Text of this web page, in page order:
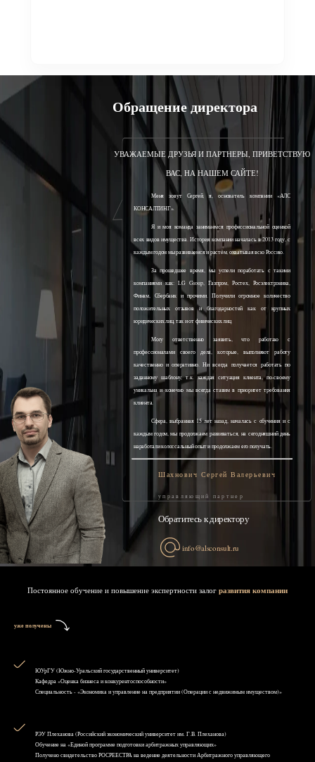
Обращение директора
УВАЖАЕМЫЕ ДРУЗЬЯ И ПАРТНЕРЫ, ПРИВЕТСТВУЮ
ВАС, НА НАШЕМ САЙТЕ!
Меня зовут Сергей, я, основатель компании «АЛС
КОНСАЛТИНГ».
Я и моя команда занимаемся профессиональной оценкой
всех видов имущества. История компании началась в 2013 году, с
каждым годом мы развиваемся и растём, охватывая всю Россию.
За прошедшее время, мы успели поработать с такими
компаниями как: LG Group, Газпром, Ростех, Росэлектроника,
Финам, Сбербанк и прочими. Получили огромное количество
положительных отзывов и благодарностей как от крупных
юридических лиц, так и от физических лиц.
Могу ответственно заявить, что работаю с
профессионалами своего дела, которые, выполняют работу
качественно и оперативно. Ни всегда получается работать по
заданному шаблону, т.к. каждая ситуация клиента, по-своему
уникальна и конечно мы всегда ставим в приоритет требования
клиента.
Сфера, выбранная 15 лет назад, началась с обучения и с
каждым годом, мы продолжаем развиваться, на сегодняшний день
наработали колоссальный опыт и продолжаем его получать.
Шахнович Сергей Валерьевич
управляющий партнер
Обратитесь к директору
info@alsconsult.ru
Постоянное обучение и повышение экспертности залог развития компании
уже получены
ЮУрГУ (Южно-Уральский государственный университет)
Кафедра «Оценка бизнеса и конкурентоспособности»
Специальность - «Экономика и управление на предприятии (Операции с недвижимым имуществом)»
РЭУ Плеханова (Российский экономический университет им. Г.В. Плеханова)
Обучение на «Единой программе подготовки арбитражных управляющих»
Получено свидетельство РОСРЕЕСТРА на ведение деятельности Арбитражного управляющего